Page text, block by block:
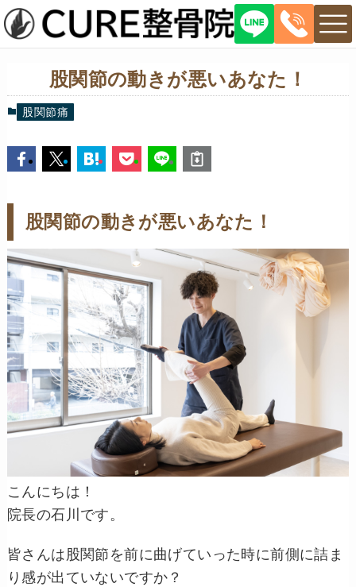
股関節の動きが悪いあなた！
股関節痛
股関節の動きが悪いあなた！
こんにちは！
院長の石川です。
皆さんは股関節を前に曲げていった時に前側に詰ま
り感が出ていないですか？